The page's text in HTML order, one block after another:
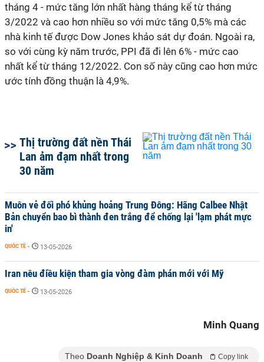
tháng 4 - mức tăng lớn nhất hàng tháng kể từ tháng
3/2022 và cao hơn nhiều so với mức tăng 0,5% mà các
nhà kinh tế được Dow Jones khảo sát dự đoán. Ngoài ra,
so với cùng kỳ năm trước, PPI đã đi lên 6% - mức cao
nhất kể từ tháng 12/2022. Con số này cũng cao hơn mức
ước tính đồng thuận là 4,9%.
Thị trường đất nền Thái
Lan ảm đạm nhất trong
30 năm
Muôn vẻ đối phó khủng hoảng Trung Đông: Hãng Calbee Nhật
Bản chuyển bao bì thành đen trắng để chống lại 'lạm phát mực
in'
QUỐC TẾ - 13-05-2026
Iran nêu điều kiện tham gia vòng đàm phán mới với Mỹ
QUỐC TẾ - 13-05-2026
Minh Quang
Theo Doanh Nghiệp & Kinh Doanh Copy link